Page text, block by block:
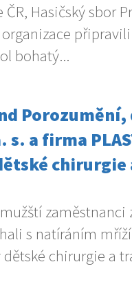
Hasičský sbor
bohatý...
s. a firma
zaměstnanci
s natíráním
chirurgie a